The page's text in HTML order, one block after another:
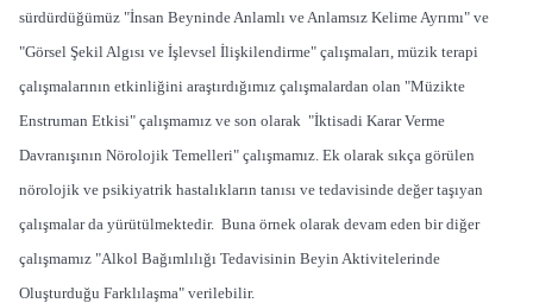
sürdürdüğümüz "İnsan Beyninde Anlamlı ve Anlamsız Kelime Ayrımı" ve
"Görsel Şekil Algısı ve İşlevsel İlişkilendirme" çalışmaları, müzik terapi
çalışmalarının etkinliğini araştırdığımız çalışmalardan olan "Müzikte
Enstruman Etkisi" çalışmamız ve son olarak "İktisadi Karar Verme
Davranışının Nörolojik Temelleri" çalışmamız. Ek olarak sıkça görülen
nörolojik ve psikiyatrik hastalıkların tanısı ve tedavisinde değer taşıyan
çalışmalar da yürütülmektedir. Buna örnek olarak devam eden bir diğer
çalışmamız "Alkol Bağımlılığı Tedavisinin Beyin Aktivitelerinde
Oluşturduğu Farklılaşma" verilebilir.